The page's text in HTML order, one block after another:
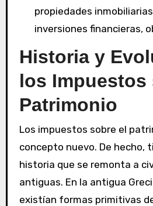
propiedades
inversiones financieras,
Historia y
los Impuestos
Patrimonio
Los impuestos sobre el
concepto nuevo. De hecho,
historia que se remonta a
antiguas. En la antigua
existían formas primitivas